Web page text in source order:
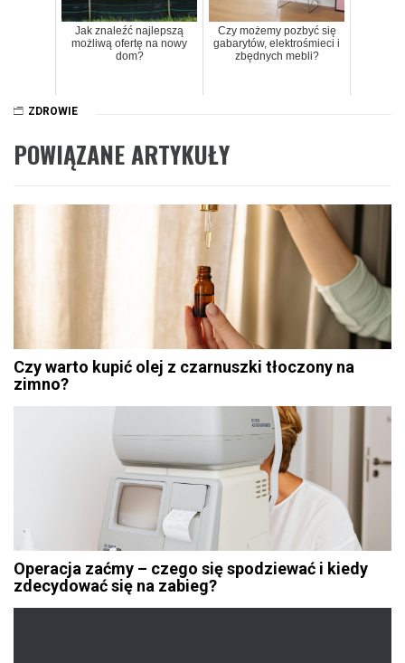
Jak znaleźć najlepszą
możliwą ofertę na nowy
dom?
Czy możemy pozbyć się
gabarytów, elektrośmieci i
zbędnych mebli?
ZDROWIE
POWIĄZANE ARTYKUŁY
Czy warto kupić olej z czarnuszki tłoczony na
zimno?
Operacja zaćmy – czego się spodziewać i kiedy
zdecydować się na zabieg?